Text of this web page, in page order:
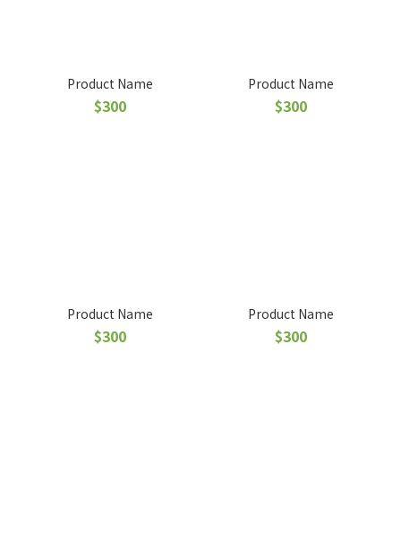
Product Name
$300
Product Name
$300
Product Name
$300
Product Name
$300